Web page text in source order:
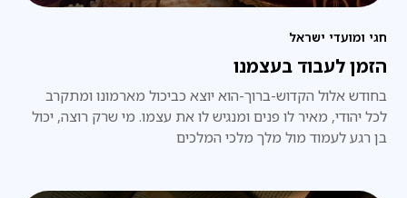
חגי ומועדי ישראל
הזמן לעבוד בעצמנו
בחודש אלול הקדוש-ברוך-הוא יוצא כביכול מארמונו ומתקרב
לכל יהודי, מאיר לו פנים ומנגיש לו את עצמו. מי שרק רוצה, יכול
בן רגע לעמוד מול מלך מלכי המלכים